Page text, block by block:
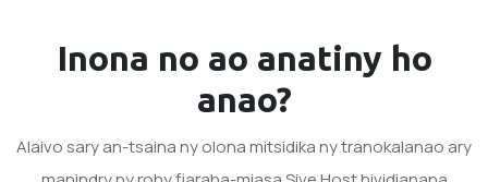
Inona no ao anatiny ho
anao?
Alaivo sary an-tsaina ny olona mitsidika ny tranokalanao ary